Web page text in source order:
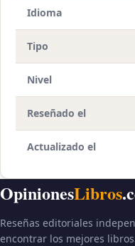
Idioma
Tipo
Nivel
Reseñado el
Actualizado el
OpinionesLibros
Reseñas editoriales
encontrar los mejores